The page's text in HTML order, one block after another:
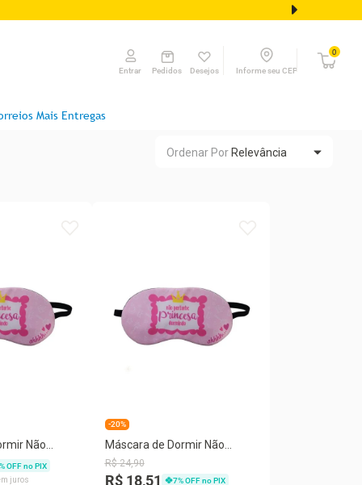
Entrar Pedidos Desejos Informe seu CEP
0
Mais Entregas
Ordenar Por Relevância
Não
Dormindo -
% OFF no PIX
juros
-20%
Máscara de Dormir Não
Perturbe Princesa Dormindo -
Taimes
R$ 24,90
R$ 18,51 7% OFF no PIX